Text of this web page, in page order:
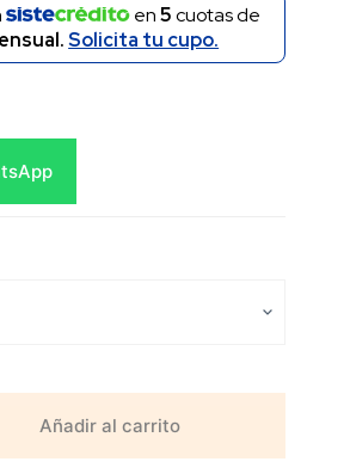
en5cuotas de
Solicita tu cupo.
Añadir al carrito